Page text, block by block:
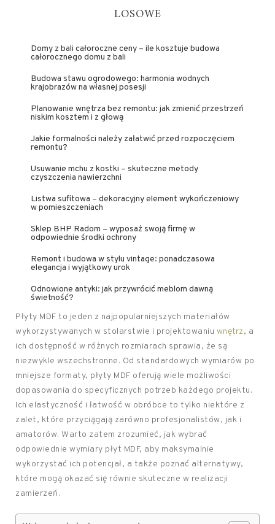
LOSOWE
Domy z bali całoroczne ceny – ile kosztuje budowa
całorocznego domu z bali
Budowa stawu ogrodowego: harmonia wodnych
krajobrazów na własnej posesji
Planowanie wnętrza bez remontu: jak zmienić przestrzeń
niskim kosztem i z głową
Jakie formalności należy załatwić przed rozpoczęciem
remontu?
Usuwanie mchu z kostki – skuteczne metody
czyszczenia nawierzchni
Listwa sufitowa – dekoracyjny element wykończeniowy
w pomieszczeniach
Sklep BHP Radom – wyposaż swoją firmę w
odpowiednie środki ochrony
Remont i budowa w stylu vintage: ponadczasowa
elegancja i wyjątkowy urok
Odnowione antyki: jak przywrócić meblom dawną
świetność?
Płyty MDF to jeden z najpopularniejszych materiałów
wykorzystywanych w stolarstwie i projektowaniu wnętrz, a
ich dostępność w różnych rozmiarach sprawia, że są
niezwykle wszechstronne. Od standardowych wymiarów po
mniejsze formaty, płyty MDF oferują wiele możliwości
dopasowania do specyficznych potrzeb każdego projektu.
Ich elastyczność i łatwość w obróbce to tylko niektóre z
zalet, które przyciągają zarówno profesjonalistów, jak i
amatorów. Warto zatem zrozumieć, jak wybrać
odpowiednie wymiary płyt MDF, aby maksymalnie
wykorzystać ich potencjał, a także poznać alternatywy,
które mogą okazać się równie skuteczne w realizacji
zamierzeń.